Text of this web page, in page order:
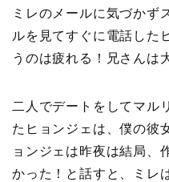
ミレのメールに気づかず
ルを見てすぐに電話した
うのは疲れる！兄さんは
二人でデートをしてマル
たヒョンジェは、僕の彼
ョンジェは昨夜は結局、
かった！と話すと、ミレ